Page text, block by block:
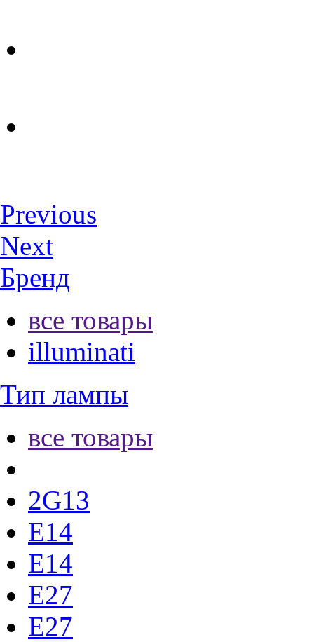
Previous
Next
Бренд
все товары
illuminati
Тип лампы
все товары
2G13
E14
E14
E27
E27